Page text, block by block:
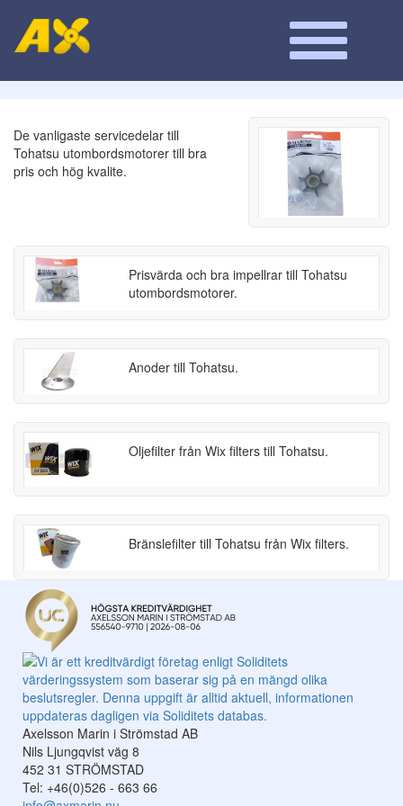
De vanligaste servicedelar till
Tohatsu utombordsmotorer till bra
pris och hög kvalite.
Prisvärda och bra impellrar till Tohatsu
utombordsmotorer.
Anoder till Tohatsu.
Oljefilter från Wix filters till Tohatsu.
Bränslefilter till Tohatsu från Wix filters.
Axelsson Marin i Strömstad AB
Nils Ljungqvist väg 8
452 31 STRÖMSTAD
Tel: +46(0)526 - 663 66